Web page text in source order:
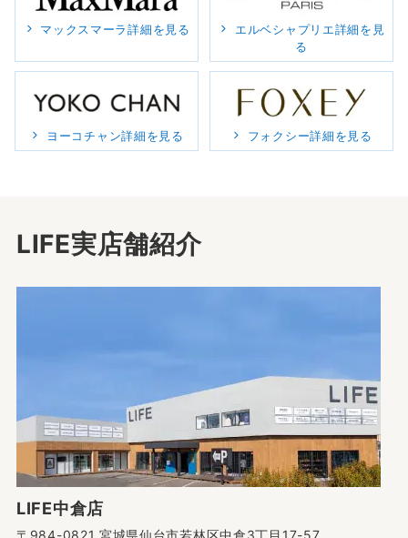
マックスマーラ詳細を見る
エルベシャプリエ詳細を見
る
ヨーコチャン詳細を見る フォクシー詳細を見る
LIFE実店舗紹介
LIFE中倉店
〒984-0821 宮城県仙台市若林区中倉3丁目17-57